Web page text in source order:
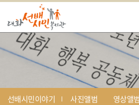
선배시민이야기 사진앨범 영상앨범